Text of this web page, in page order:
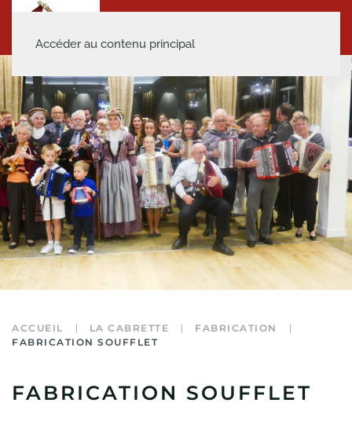
Accéder au contenu principal
ACCUEIL LA CABRETTE
FABRICATION
FABRICATION SOUFFLET
FABRICATION SOUFFLET